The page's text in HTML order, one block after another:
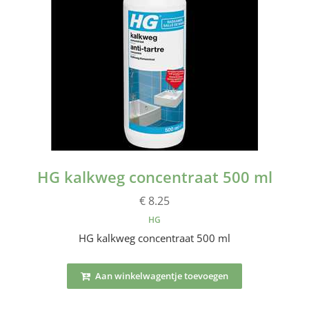
HG kalkweg concentraat 500 ml
€ 8.25
HG
HG kalkweg concentraat 500 ml
Aan winkelwagentje toevoegen